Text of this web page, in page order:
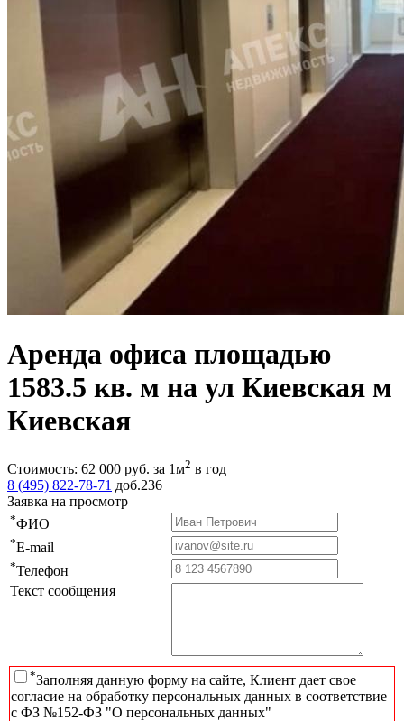
Аренда офиса площадью
1583.5 кв. м на ул Киевская м
Киевская
Стоимость: 62 000 руб. за 1м2 в год
8 (495) 822-78-71 доб.236
Заявка на просмотр
*ФИО
*E-mail
*Телефон
Текст сообщения
*Заполняя данную форму на сайте, Клиент дает свое
согласие на обработку персональных данных в соответствие
с ФЗ №152-ФЗ "О персональных данных"